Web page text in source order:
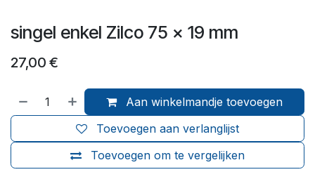
singel enkel Zilco 75 x 19 mm
27,00 €
Aan winkelmandje toevoegen
Toevoegen om te vergelijken
Toevoegen aan verlanglijst